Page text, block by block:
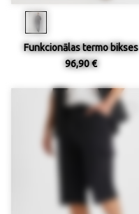
Funkcionālas termo bikses
96,90 €